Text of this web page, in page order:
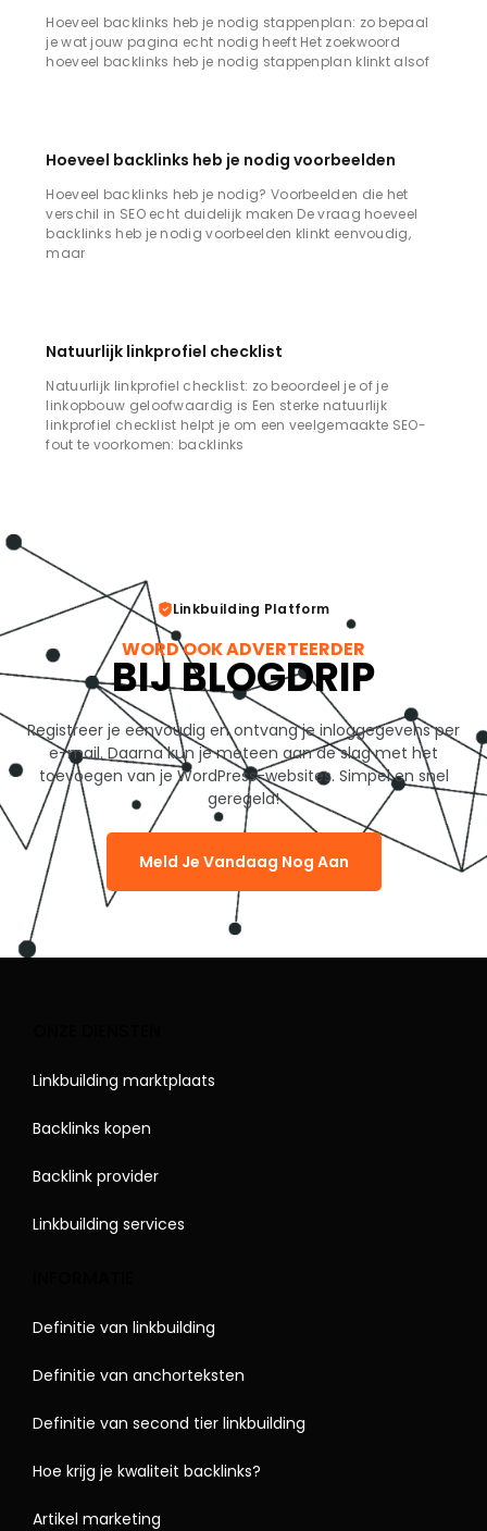
Hoeveel backlinks heb je nodig stappenplan: zo bepaal
je wat jouw pagina echt nodig heeft Het zoekwoord
hoeveel backlinks heb je nodig stappenplan klinkt alsof
Hoeveel backlinks heb je nodig voorbeelden
Hoeveel backlinks heb je nodig? Voorbeelden die het
verschil in SEO echt duidelijk maken De vraag hoeveel
backlinks heb je nodig voorbeelden klinkt eenvoudig,
maar
Natuurlijk linkprofiel checklist
Natuurlijk linkprofiel checklist: zo beoordeel je of je
linkopbouw geloofwaardig is Een sterke natuurlijk
linkprofiel checklist helpt je om een veelgemaakte SEO-
fout te voorkomen: backlinks
Linkbuilding Platform
WORD OOK ADVERTEERDER
BIJ BLOGDRIP
Registreer je eenvoudig en ontvang je inloggegevens per
e-mail. Daarna kun je meteen aan de slag met het
toevoegen van je WordPress-websites. Simpel en snel
geregeld!
Meld Je Vandaag Nog Aan
Linkbuilding marktplaats
Backlinks kopen
Backlink provider
Linkbuilding services
Definitie van linkbuilding
Definitie van anchorteksten
Definitie van second tier linkbuilding
Hoe krijg je kwaliteit backlinks?
Artikel marketing